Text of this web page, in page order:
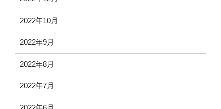
2022年10月
2022年9月
2022年8月
2022年7月